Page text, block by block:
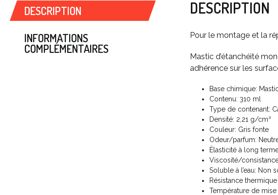
DESCRIPTION
INFORMATIONS
COMPLÉMENTAIRES
DESCRIPTION
Pour le montage et la
Mastic d’étanchéité
adhérence sur les
Base chimique:
Contenu: 310 ml
Type de contenant:
Densité: 2,21 g/cm³
Couleur: Gris fonte
Odeur/parfum:
Élasticité à long
Viscosité/
Soluble à l’eau: Non
Résistance
Température de